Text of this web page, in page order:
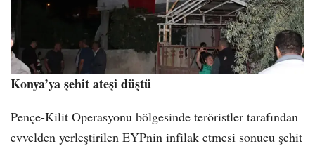
Konya’ya şehit ateşi düştü
Pençe-Kilit Operasyonu bölgesinde teröristler tarafından
evvelden yerleştirilen EYPnin infilak etmesi sonucu şehit